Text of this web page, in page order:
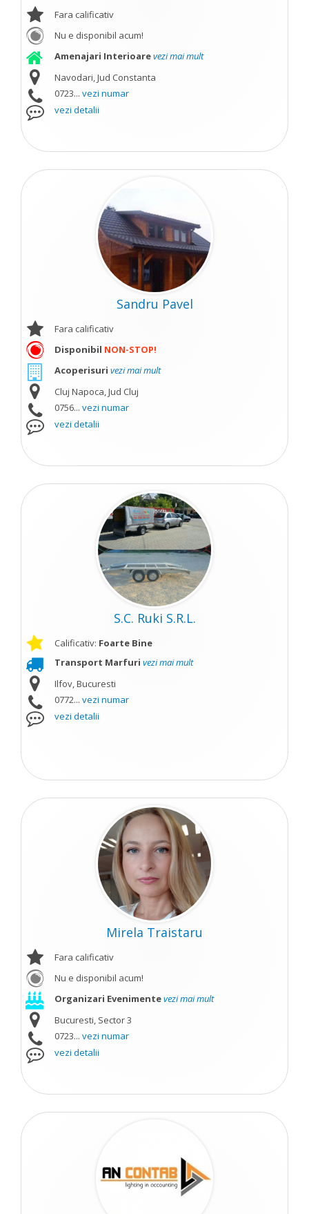
Fara calificativ
Nu e disponibil acum!
Amenajari Interioarevezi mai mult
Navodari, Jud Constanta
0723... vezi numar
vezi detalii
Sandru Pavel
Fara calificativ
Disponibil NON-STOP!
Acoperisuri vezi mai mult
Cluj Napoca, Jud Cluj
0756... vezi numar
vezi detalii
S.C. Ruki S.R.L.
Calificativ: Foarte Bine
Transport Marfuri vezi mai mult
Ilfov, Bucuresti
0772... vezi numar
vezi detalii
Mirela Traistaru
Fara calificativ
Nu e disponibil acum!
Organizari Evenimentevezi mai mult
Bucuresti, Sector 3
0723... vezi numar
vezi detalii